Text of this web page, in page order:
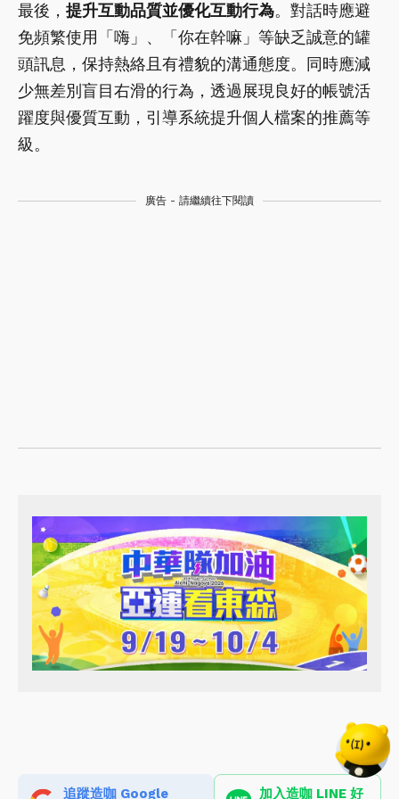
最後， 提升互動品質並優化互動行為。對話時應避
免頻繁使用「嗨」、「你在幹嘛」等缺乏誠意的罐
頭訊息，保持熱絡且有禮貌的溝通態度。同時應減
少無差別盲目右滑的行為，透過展現良好的帳號活
躍度與優質互動，引導系統提升個人檔案的推薦等
級。
廣告 - 請繼續往下閱讀
追蹤造咖 Google 加入造咖 LINE 好